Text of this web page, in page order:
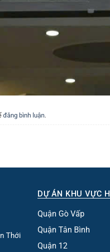
đăng bình luận.
Thới
DỰ ÁN KHU VỰC
Quận Gò Vấp
Quận Tân Bình
Quận 12